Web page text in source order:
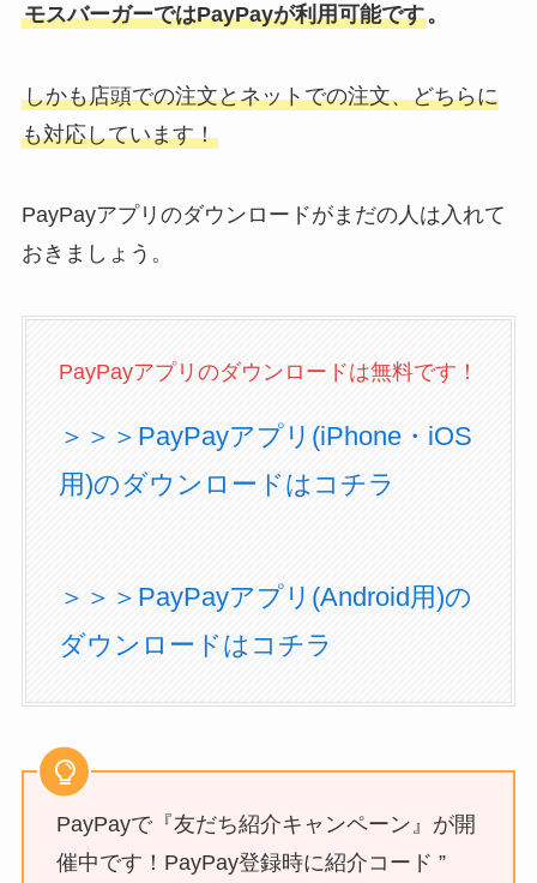
モスバーガーではPayPayが利用可能です。
しかも店頭での注文とネットでの注文、どちらに
も対応しています！
PayPayアプリのダウンロードがまだの人は入れて
おきましょう。
PayPayアプリのダウンロードは無料です！
＞＞＞PayPayアプリ(iPhone・iOS
用)のダウンロードはコチラ
＞＞＞PayPayアプリ(Android用)の
ダウンロードはコチラ
PayPayで『友だち紹介キャンペーン』が開
催中です！PayPay登録時に紹介コード ”